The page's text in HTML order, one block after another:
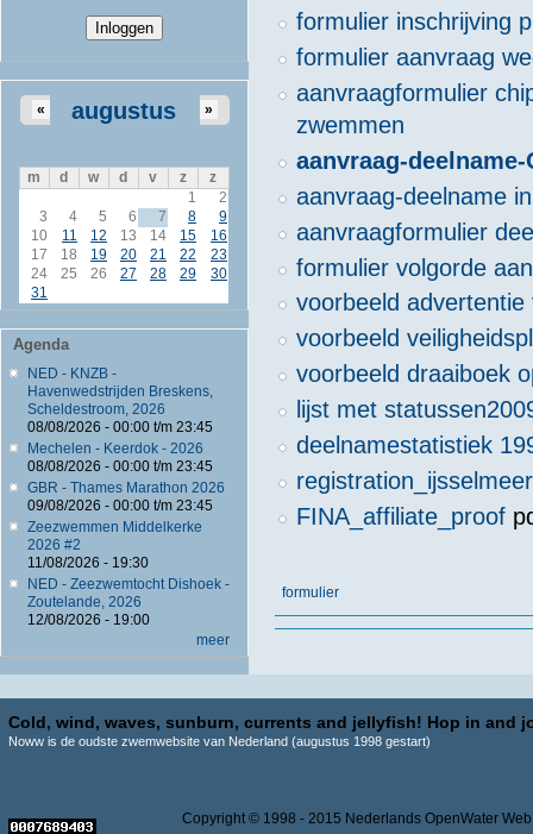
augustus
« »
m d w d v z
z
1
2
3
4 5 6 7 8
9
10
11 12 13 14 15
16
17
18 19 20 21 22
23
24
25 26 27 28 29
30
31
Agenda
NED - KNZB -
Havenwedstrijden Breskens,
Scheldestroom, 2026
08/08/2026 - 00:00t/m 23:45
Mechelen - Keerdok - 2026
08/08/2026 - 00:00t/m 23:45
GBR - Thames Marathon 2026
09/08/2026 - 00:00t/m 23:45
Zeezwemmen Middelkerke
2026 #2
11/08/2026 - 19:30
NED - Zeezwemtocht Dishoek -
Zoutelande, 2026
12/08/2026 - 19:00
meer
formulier inschrijving
formulier aanvraag
aanvraagformulier
zwemmen
aanvraag-deelname-
aanvraag-deelname
aanvraagformulier
formulier volgorde
voorbeeld
voorbeeld
voorbeeld draaiboek
lijst met
deelnamestatistiek
registration_ijsselmeer
FINA_affiliate_proof
formulier
Cold, wind, waves, sunburn, currents and jellyfish! Hop in and
Noww is de oudste zwemwebsite van Nederland (augustus 1998 gestart)
Copyright © 1998 - 2015 Nederlands OpenWater